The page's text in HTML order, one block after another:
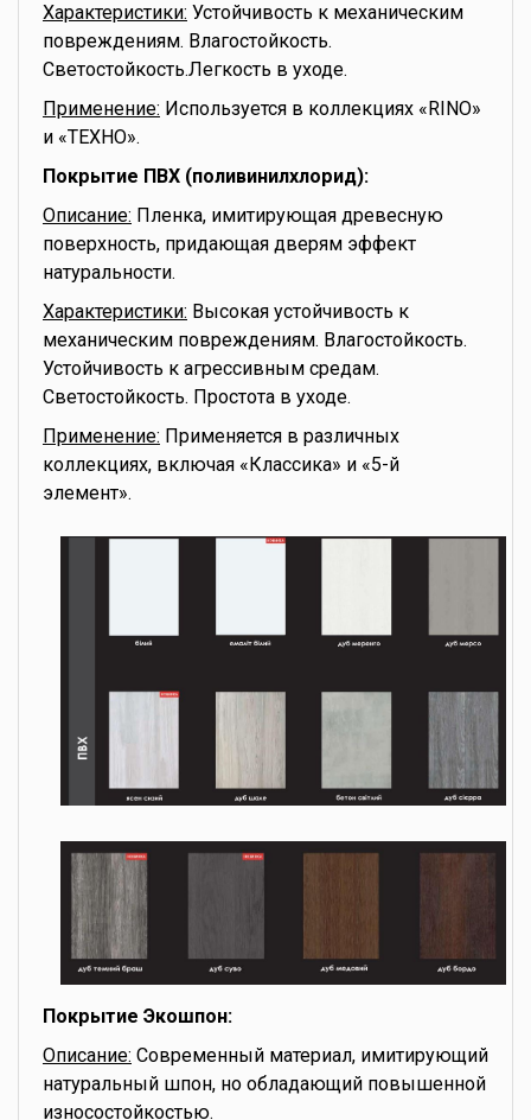
Характеристики: Устойчивость к механическим
повреждениям. Влагостойкость.
Светостойкость.Легкость в уходе.
Применение: Используется в коллекциях «RINO»
и «ТЕХНО».
Покрытие ПВХ (поливинилхлорид):
Описание: Пленка, имитирующая древесную
поверхность, придающая дверям эффект
натуральности.
Характеристики: Высокая устойчивость к
механическим повреждениям. Влагостойкость.
Устойчивость к агрессивным средам.
Светостойкость. Простота в уходе.
Применение: Применяется в различных
коллекциях, включая «Классика» и «5-й
элемент».
Покрытие Экошпон:
Описание: Современный материал, имитирующий
натуральный шпон, но обладающий повышенной
износостойкостью.